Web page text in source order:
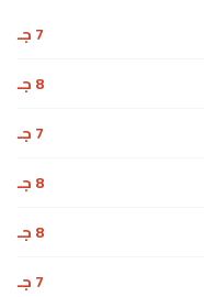
7 جـ
8 جـ
7 جـ
8 جـ
8 جـ
7 جـ